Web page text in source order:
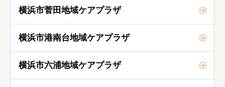
横浜市菅田地域ケアプラザ
横浜市港南台地域ケアプラザ
横浜市六浦地域ケアプラザ